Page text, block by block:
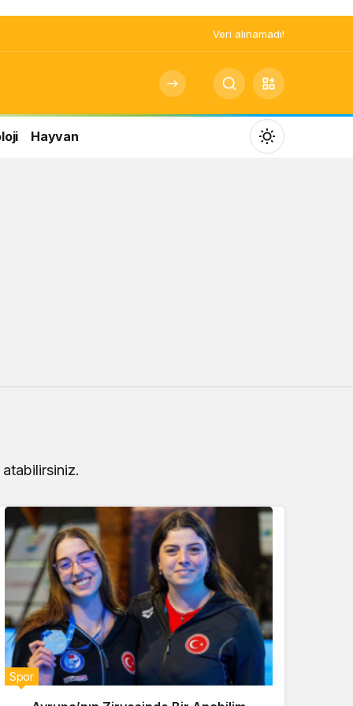
Veri alınamadı!
Hayvan
Mod
değiştir
Spor
Spor